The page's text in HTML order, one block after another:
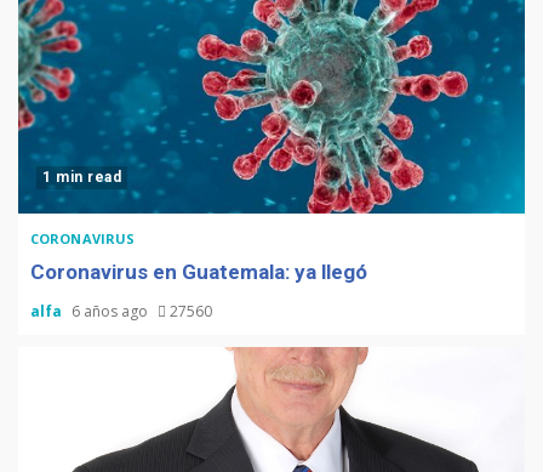
1 min read
CORONAVIRUS
Coronavirus en Guatemala: ya llegó
alfa 6 años ago 27560